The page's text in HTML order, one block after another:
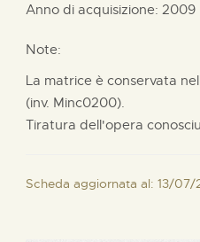
Anno di acquisizione: 2009
Note:
La matrice è conservata
(inv. Minc0200).
Tiratura dell'opera
Scheda aggiornata al: 13/07/